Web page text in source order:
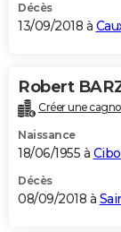
Décès
13/09/2018 à
Robert
Créer une
Naissance
18/06/1955 à
Décès
08/09/2018 à